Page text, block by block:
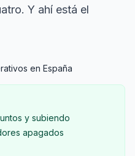
Y ahí está el
en España
y subiendo
apagados